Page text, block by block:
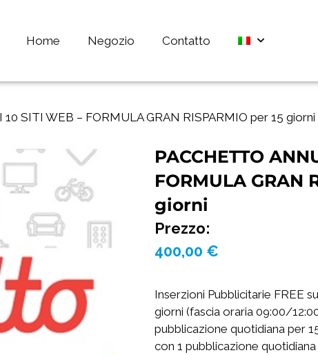
Home Negozio Contatto
SITI WEB – FORMULA GRAN RISPARMIO per 15 giorni
PACCHETTO
FORMULA GRAN
giorni
Prezzo:
400,00 €
Inserzioni Pubblicitarie FREE
giorni (fascia oraria 09:00/
pubblicazione quotidiana per
con 1 pubblicazione